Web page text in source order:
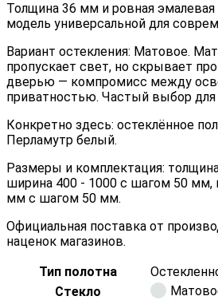
Толщина 36 мм и ровная
модель универсальной для
Вариант остекления: Матовое.
пропускает свет, но скрывает
дверью — компромисс между
приватностью. Частый выбор для
Конкретно здесь: остеклённое
Перламутр белый.
Размеры и комплектация:
ширина 400 - 1000 с шагом 50 мм,
мм с шагом 50 мм.
Официальная поставка от
наценок магазинов.
Тип полотна
Стекло